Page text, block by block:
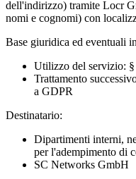
dell'indirizzo) tramite Locr
nomi e cognomi) con
Base giuridica ed eventuali
Utilizzo del servizio:
Trattamento
a GDPR
Destinatario:
Dipartimenti interni,
per l'adempimento di
SC Networks GmbH